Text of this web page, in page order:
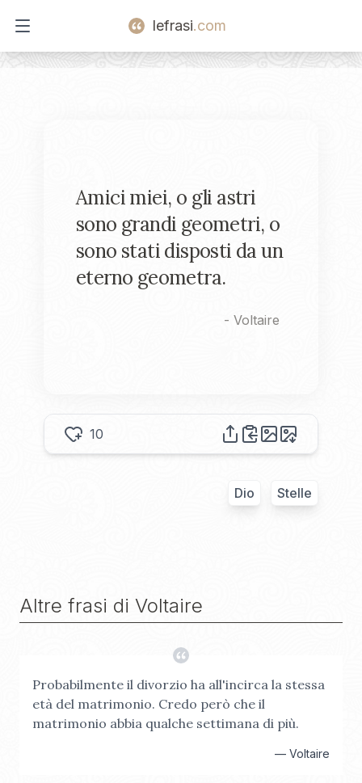
Open main menu
lefrasi.com
Amici miei, o gli astri
sono grandi geometri, o
sono stati disposti da un
eterno geometra.
- Voltaire
10
Dio Stelle
Altre frasi di Voltaire
Probabilmente il divorzio ha all'incirca la stessa
età del matrimonio. Credo però che il
matrimonio abbia qualche settimana di più.
— Voltaire